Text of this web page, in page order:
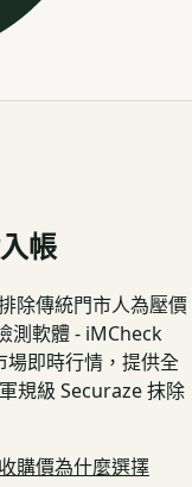
帳
除傳統門市人為壓價
測軟體 - iMCheck
場即時行情，提供全
規級 Securaze 抹除
購價為什麼選擇